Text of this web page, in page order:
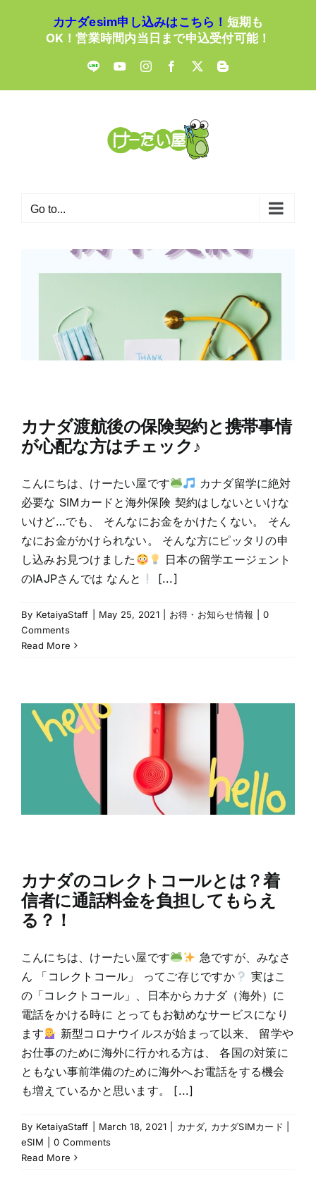
カナダesim申し込みはこちら！ 短期も
OK！営業時間内当日まで申込受付可能！
LINE YouTubeInstagramFacebook
X Blogger
Go to...
カナダ渡航後の保険契約と携帯事情
が心配な方はチェック♪
こんにちは、けーたい屋です
カナダ留学に絶対
必要な SIMカードと海外保険 契約はしないといけな
いけど…でも、 そんなにお金をかけたくない。 そん
なにお金がかけられない。 そんな方にピッタリの申
し込みお見つけました
日本の留学エージェント
のIAJPさんでは なんと
[...]
By KetaiyaStaff May 25, 2021 お得・お知らせ情報
0
Comments
Read More
カナダのコレクトコールとは？着
信者に通話料金を負担してもらえ
る？！
こんにちは、けーたい屋です
急ですが、みなさ
ん 「コレクトコール」 ってご存じですか
実はこ
の「コレクトコール」、日本からカナダ（海外）に
電話をかける時に とってもお勧めなサービスになり
ます
新型コロナウイルスが始まって以来、 留学や
お仕事のために海外に行かれる方は、 各国の対策に
ともない事前準備のために海外へお電話をする機会
も増えているかと思います。 [...]
By KetaiyaStaff March 18, 2021 カナダ, カナダSIMカード |
eSIM
0 Comments
Read More